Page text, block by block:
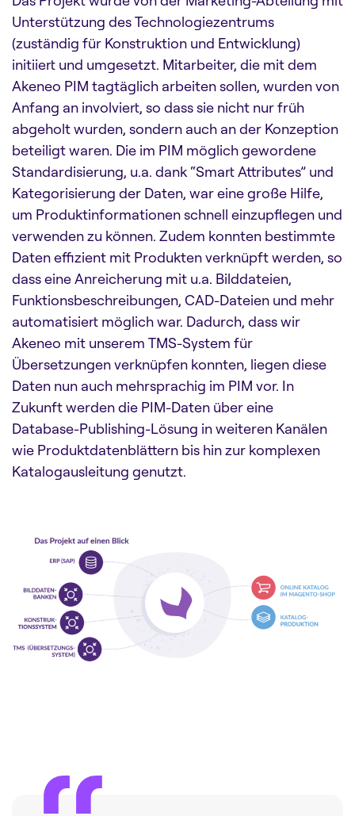
Unterstützung des Technologiezentrums
(zuständig für Konstruktion und Entwicklung)
initiiert und umgesetzt. Mitarbeiter, die mit dem
Akeneo PIM tagtäglich arbeiten sollen, wurden von
Anfang an involviert, so dass sie nicht nur früh
abgeholt wurden, sondern auch an der Konzeption
beteiligt waren. Die im PIM möglich gewordene
Standardisierung, u.a. dank “Smart Attributes” und
Kategorisierung der Daten, war eine große Hilfe,
um Produktinformationen schnell einzupflegen und
verwenden zu können. Zudem konnten bestimmte
Daten effizient mit Produkten verknüpft werden, so
dass eine Anreicherung mit u.a. Bilddateien,
Funktionsbeschreibungen, CAD-Dateien und mehr
automatisiert möglich war. Dadurch, dass wir
Akeneo mit unserem TMS-System für
Übersetzungen verknüpfen konnten, liegen diese
Daten nun auch mehrsprachig im PIM vor. In
Zukunft werden die PIM-Daten über eine
Database-Publishing-Lösung in weiteren Kanälen
wie Produktdatenblättern bis hin zur komplexen
Katalogausleitung genutzt.